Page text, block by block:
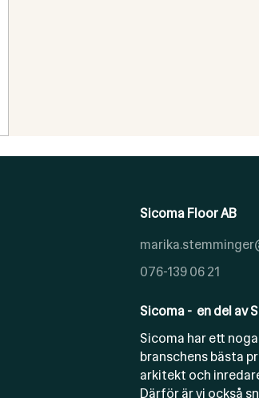
Sicoma Floor AB
076-139 06 21
Sicoma - en del av
Sicoma har ett
branschens bästa
arkitekt och
Därför är vi också